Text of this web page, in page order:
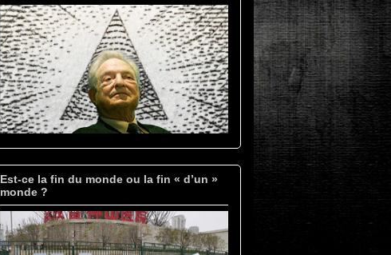
Est-ce la fin du monde ou la fin « d’un »
monde ?